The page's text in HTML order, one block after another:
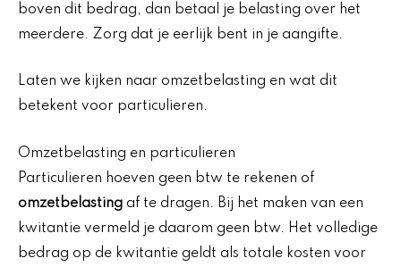
boven dit bedrag, dan betaal je belasting over het
meerdere. Zorg dat je eerlijk bent in je aangifte.
Laten we kijken naar omzetbelasting en wat dit
betekent voor particulieren.
Omzetbelasting en particulieren
Particulieren hoeven geen btw te rekenen of
omzetbelasting af te dragen. Bij het maken van een
kwitantie vermeld je daarom geen btw. Het volledige
bedrag op de kwitantie geldt als totale kosten voor